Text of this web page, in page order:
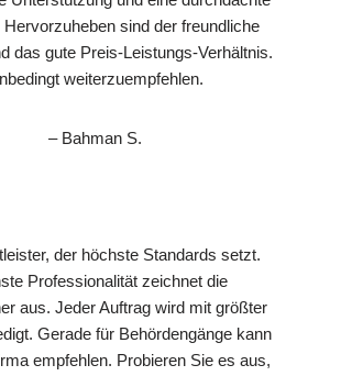
Hervorzuheben sind der freundliche
das gute Preis-Leistungs-Verhältnis.
weiterzuempfehlen.
– Bahman S.
der höchste Standards setzt.
Professionalität zeichnet die
aus. Jeder Auftrag wird mit größter
Gerade für Behördengänge kann
empfehlen. Probieren Sie es aus,